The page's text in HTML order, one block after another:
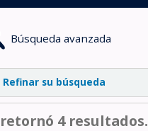
Búsqueda avanzada
Refinar su búsqueda
4 resultados.